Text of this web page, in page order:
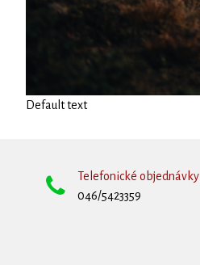
Default text
Telefonické objednávky
046/5423359